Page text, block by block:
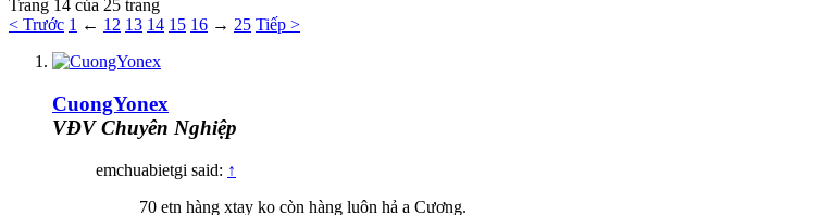
Trang 14 của 25 trang
< Trước 1 ← 12 13 14 15 16 → 25 Tiếp >
CuongYonex
VĐV Chuyên Nghiệp
emchuabietgi said: ↑
70 etn hàng xtay ko còn hàng luôn hả a Cương.